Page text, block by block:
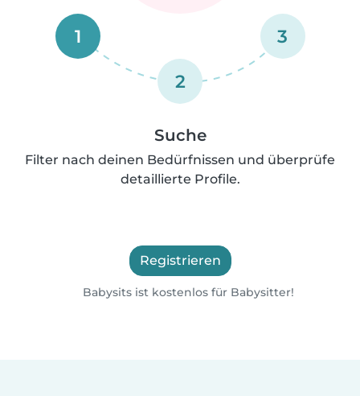
1
2
3
Suche
Filter nach deinen Bedürfnissen und überprüfe
detaillierte Profile.
Registrieren
Babysits ist kostenlos für Babysitter!